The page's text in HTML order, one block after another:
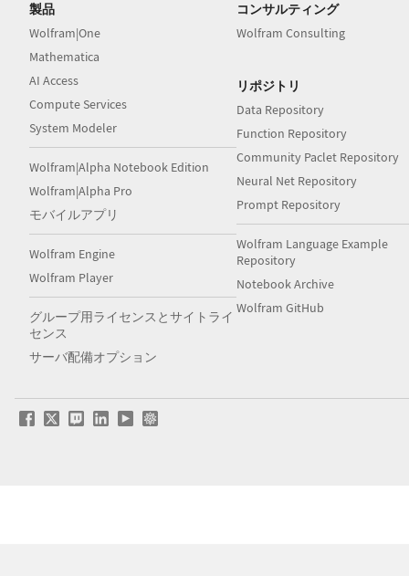
製品
Wolfram|One
Mathematica
AI Access
Compute Services
System Modeler
Wolfram|Alpha Notebook Edition
Wolfram|Alpha Pro
モバイルアプリ
Wolfram Engine
Wolfram Player
グループ用ライセンスとサイトライ
センス
サーバ配備オプション
コンサルティング
Wolfram Consulting
リポジトリ
Data Repository
Function Repository
Community Paclet Repository
Neural Net Repository
Prompt Repository
Wolfram Language Example
Repository
Notebook Archive
Wolfram GitHub